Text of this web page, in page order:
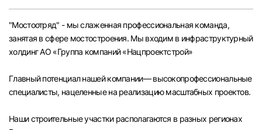
Пермь
Оренбург
Волгоград
"Мостоотряд" - мы слаженная профессиональная команда,
занятая в сфере мостостроения. Мы входим в инфраструктурный
холдинг АО «Группа компаний «Нацпроектстрой»
Главный потенциал нашей компании— высокопрофессиональные
специалисты, нацеленные на реализацию масштабных проектов.
Наши строительные участки располагаются в разных регионах